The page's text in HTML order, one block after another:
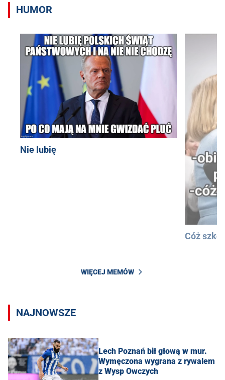
HUMOR
Nie lubię
Cóż
WIĘCEJ MEMÓW
NAJNOWSZE
Lech Poznań bił głową w mur.
Wymęczona wygrana z rywalem
z Wysp Owczych